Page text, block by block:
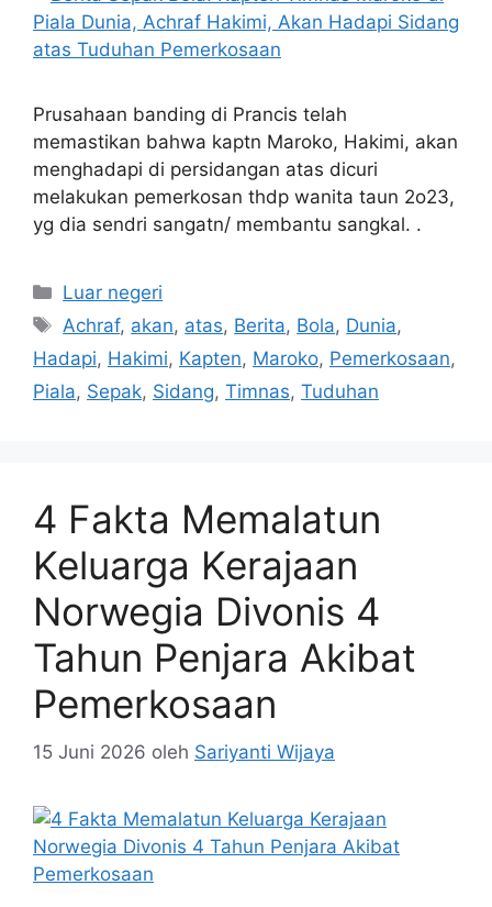
Prusahaan banding di Prancis telah
memastikan bahwa kaptn Maroko, Hakimi, akan
menghadapi di persidangan atas dicuri
melakukan pemerkosan thdp wanita taun 2o23,
yg dia sendri sangatn/ membantu sangkal. .
Kategori
Luar negeri
Tag
Achraf, akan, atas, Berita, Bola, Dunia,
Hadapi, Hakimi, Kapten, Maroko, Pemerkosaan,
Piala, Sepak, Sidang, Timnas, Tuduhan
4 Fakta Memalatun
Keluarga Kerajaan
Norwegia Divonis 4
Tahun Penjara Akibat
Pemerkosaan
15 Juni 2026 oleh Sariyanti Wijaya